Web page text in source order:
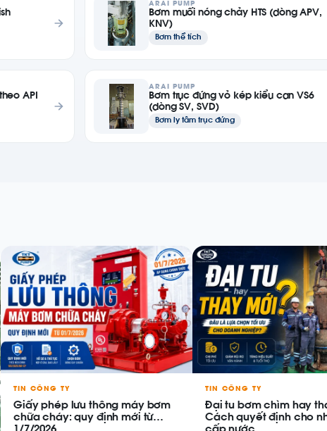
ARAI PUMP
Bơm muối nóng chảy HTS (dòng APV,
KNV)
Bơm thể tích
API
ARAI PUMP
Bơm trục đứng vỏ kép kiểu can VS6
(dòng SV, SVD)
Bơm ly tâm trục đứng
TIN CÔNG TY
Giấy phép lưu thông máy bơm
chữa cháy: quy định mới từ
TIN CÔNG TY
Đại tu bơm chìm hay
Cách quyết định cho